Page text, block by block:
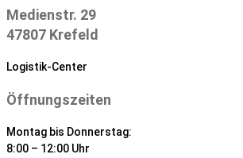
Medienstr. 29
47807 Krefeld
Logistik-Center
Öffnungszeiten
Montag bis Donnerstag:
8:00 – 12:00 Uhr